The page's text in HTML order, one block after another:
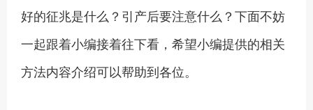
好的征兆是什么？引产后要注意什么？下面不妨
一起跟着小编接着往下看，希望小编提供的相关
方法内容介绍可以帮助到各位。